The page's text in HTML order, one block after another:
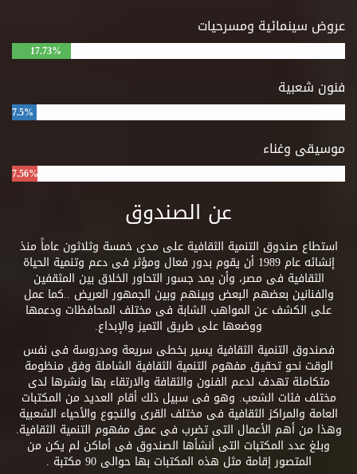
عروض سينمائية ومسرحيات
17.73%
فنون شعبية
7.5%
موسيقى وغناء
7.56%
عن الصندوق
استطاع صندوق التنمية الثقافية على مدى خمسة وثلاثون عاماً منذ
إنشائه عام 1989 أن يقوم بدور فعال ومؤثر فى دعم وتنمية الحياة
الثقافية فى مصر، وأن يمد جسور التحاور الخلاق بين المثقفين
والفنانين بعضهم البعض وبينهم وبين الجمهور العريض ..كما عمل
على الكشف عن المواهب الشابة فى مختلف المحافظات ودعمها
ووضعها على طريق التميز والإبداع.
فصندوق التنمية الثقافية يسير بخطى سريعة ومدروسة فى نفس
الوقت نحو تحقيق مفهوم التنمية الثقافية الشاملة وفق منظومة
متكاملة تهدف لدعم الفنون والثقافة والارتقاء بها ونشرها لدى
مختلف فئات الشعب. وهو فى سبيل ذلك أقام العديد من المكتبات
العامة والمراكز الثقافية فى مختلف القرى والنجوع والأحياء الشعبية
وهذا من أهم الأعمال التى تضرب فى عمق مفهوم التنمية الثقافية.
وبلغ عدد المكتبات التى أنشأها الصندوق فى أماكن لم يكن من
المتصور إقامة مثل هذه المكتبات بها حوالى 90 مكتبة .